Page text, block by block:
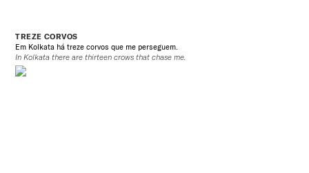
TREZE CORVOS
Em Kolkata há treze corvos que me perseguem.
In Kolkata there are thirteen crows that chase me.